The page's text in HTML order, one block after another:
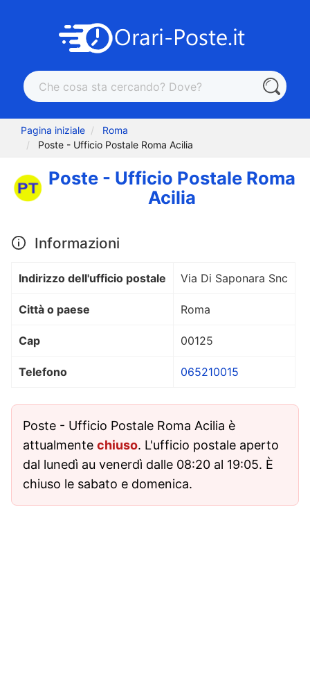
Pagina iniziale
Roma
Poste - Ufficio Postale Roma Acilia
Poste - Ufficio Postale Roma
Acilia
Informazioni
Indirizzo dell'ufficio postale Via Di Saponara Snc
Città o paese Roma
Cap 00125
Telefono 065210015
Poste - Ufficio Postale Roma Acilia è
attualmente chiuso. L'ufficio postale aperto
dal lunedì au venerdì dalle 08:20 al 19:05. È
chiuso le sabato e domenica.